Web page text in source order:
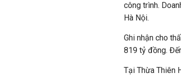
công trình.
Hà Nội.
Ghi nhận cho
819 tỷ đồng.
Tại Thừa Thiên